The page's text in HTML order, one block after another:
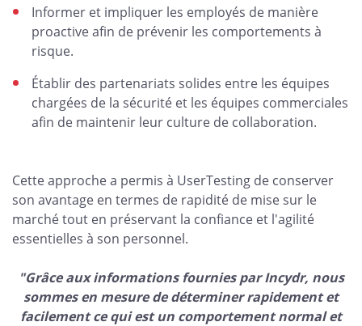
Informer et impliquer les employés de manière
proactive afin de prévenir les comportements à
risque.
Établir des partenariats solides entre les équipes
chargées de la sécurité et les équipes commerciales
afin de maintenir leur culture de collaboration.
Cette approche a permis à UserTesting de conserver
son avantage en termes de rapidité de mise sur le
marché tout en préservant la confiance et l'agilité
essentielles à son personnel.
"Grâce aux informations fournies par Incydr, nous
sommes en mesure de déterminer rapidement et
facilement ce qui est un comportement normal et